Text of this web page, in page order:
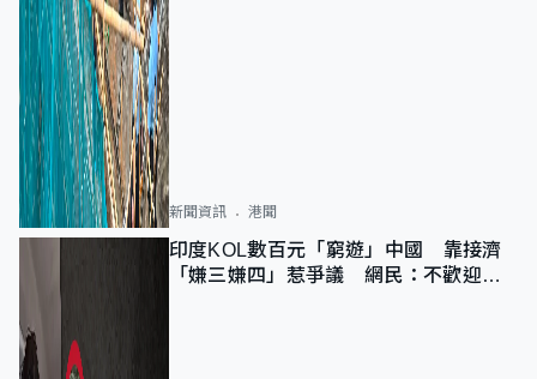
新聞資訊 港聞
印度KOL數百元「窮遊」中國 靠接濟
「嫌三嫌四」惹爭議 網民：不歡迎劣